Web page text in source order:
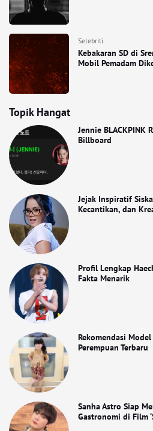
Selebriti
Kebakaran SD di
Mobil Pemadam
Topik Hangat
Jennie BLACKPINK
Billboard
Jejak Inspiratif
Kecantikan, dan
Profil Lengkap
Fakta Menarik
Rekomendasi
Perempuan Terbaru
Sanha Astro Siap
Gastronomi di Film